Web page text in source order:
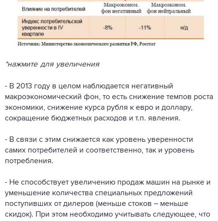
*нажмите для увеличения
- В 2013 году в целом наблюдается негативный
макроэкономический фон, то есть снижение темпов роста
экономики, снижение курса рубля к евро и доллару,
сокращение бюджетных расходов и т.п. явления.
- В связи с этим снижается как уровень уверенности
самих потребителей и соответственно, так и уровень
потребления.
- Не способствует увеличению продаж машин на рынке и
уменьшение количества специальных предложений
поступивших от дилеров (меньше стоков – меньше
скидок). При этом необходимо учитывать следующее, что